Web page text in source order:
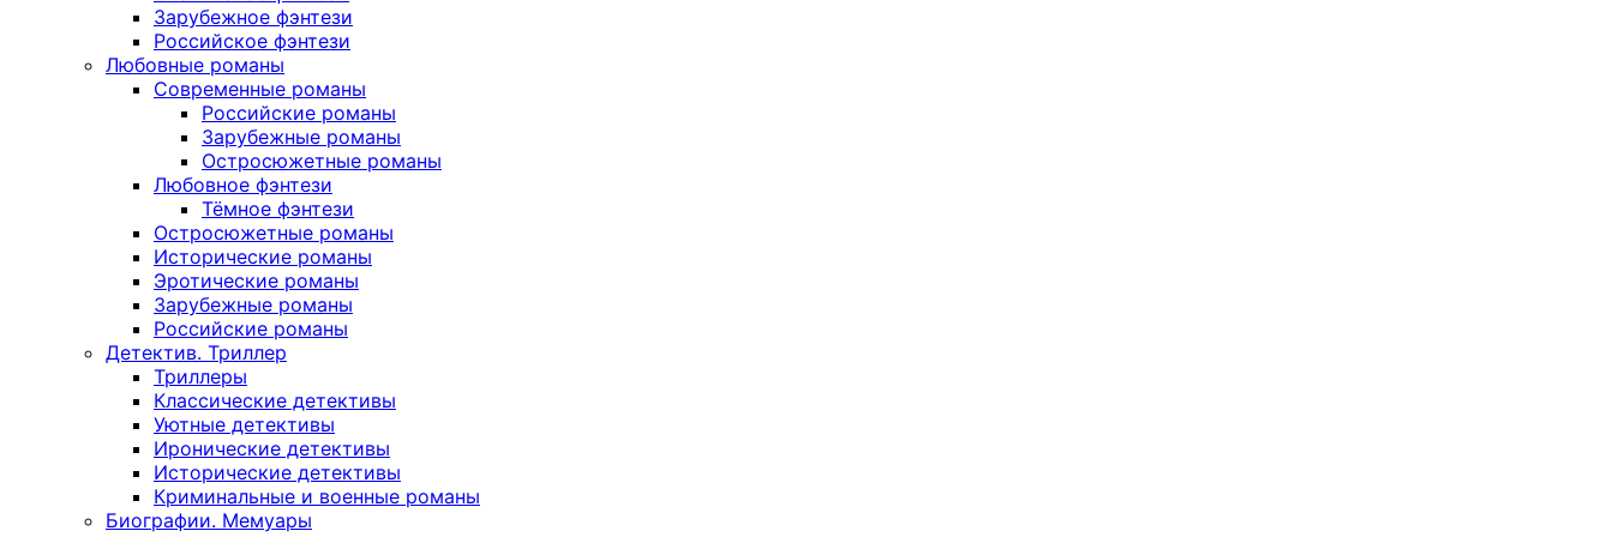
Зарубежное фэнтези
Российское фэнтези
Любовные романы
Современные романы
Российские романы
Зарубежные романы
Остросюжетные романы
Любовное фэнтези
Тёмное фэнтези
Остросюжетные романы
Исторические романы
Эротические романы
Зарубежные романы
Российские романы
Детектив. Триллер
Триллеры
Классические детективы
Уютные детективы
Иронические детективы
Исторические детективы
Криминальные и военные романы
Биографии. Мемуары